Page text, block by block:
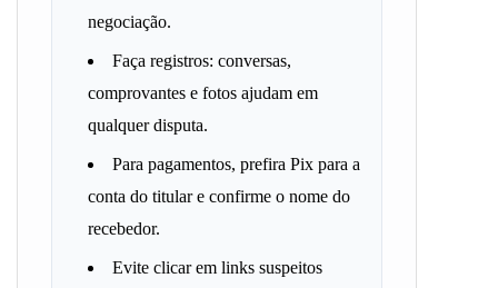
negociação.
Faça registros: conversas,
comprovantes e fotos ajudam em
qualquer disputa.
Para pagamentos, prefira Pix para a
conta do titular e confirme o nome do
recebedor.
Evite clicar em links suspeitos